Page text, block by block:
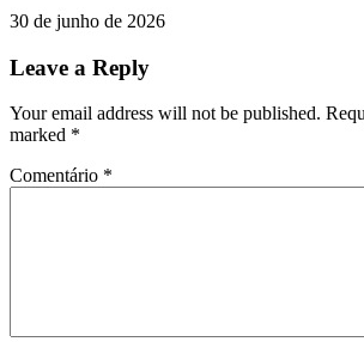
30 de junho de 2026
Leave a Reply
Your email address will not be published.
marked *
Comentário *